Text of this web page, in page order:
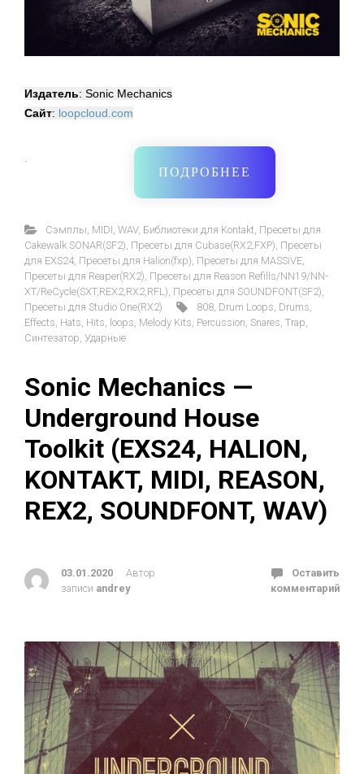
Издатель: Sonic Mechanics
Сайт: loopcloud.com
·
ПОДРОБНЕЕ
Cэмплы MIDI WAV, Библиотеки для Kontakt Пресеты для
Cakewalk SONAR(SF2) Пресеты для Cubase(RX2,FXP) Пресеты
для EXS24 Пресеты для Halion(fxp) Пресеты для MASSiVE
Пресеты для Reaper(RX2) Пресеты для Reason Refills/NN19/NN-
XT/ReCycle(SXT,REX2,RX2,RFL) Пресеты для SOUNDFONT(SF2)
Пресеты для Studio One(RX2)
808, Drum Loops Drums
Effects Hats Hits loops Melody Kits Percussion Snares Trap
Синтезатор Ударные
Sonic Mechanics —
Underground House
Toolkit (EXS24, HALION,
KONTAKT, MIDI, REASON,
REX2, SOUNDFONT, WAV)
03.01.2020
Автор
записи andrey
Оставить
комментарий